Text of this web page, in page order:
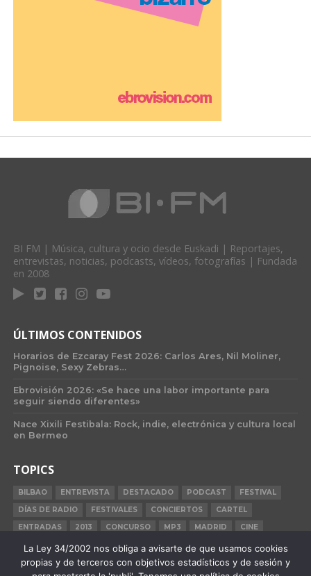
BI FM | Música, cultura y ocio desde Euskadi | Reportajes,
entrevistas, noticias, podcasts, vídeos, fotografías | Fundada
en 2008
ÚLTIMOS CONTENIDOS
Horarios de Ezcaray Fest 2026: Carlos Ares, Nil Moliner,
Pignoise, Sexy Zebras…
Ebrovisión 2026: «Se hace una labor importante para
seguir siendo diferentes»
Nace Xixili Festibala: Rock, indie, electrónica y cultura local
en Bermeo
TOPICS
BILBAO ENTREVISTA DESTACADO PODCAST
FESTIVAL
DÍAS DE RADIO
FESTIVALES CONCIERTOS
CARTEL
ENTRADAS
2013 CONCURSO MP3 MADRID
CINE
BILBAO BBK LIVE
BARCELONA CARNE CRUDA
CRÓNICA
2015
La Ley 34/2002 nos obliga a avisarte de que usamos cookies
propias y de terceros con objetivos estadísticos y de sesión y